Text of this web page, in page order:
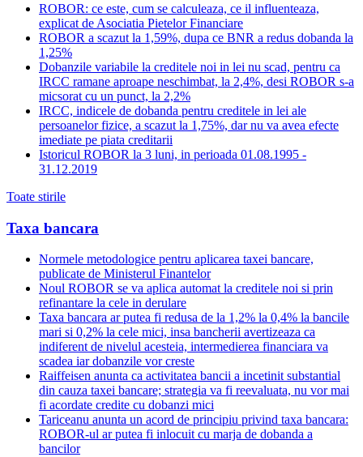
ROBOR: ce este, cum se calculeaza, ce il influenteaza,
explicat de Asociatia Pietelor Financiare
ROBOR a scazut la 1,59%, dupa ce BNR a redus dobanda la
1,25%
Dobanzile variabile la creditele noi in lei nu scad, pentru ca
IRCC ramane aproape neschimbat, la 2,4%, desi ROBOR s-a
micsorat cu un punct, la 2,2%
IRCC, indicele de dobanda pentru creditele in lei ale
persoanelor fizice, a scazut la 1,75%, dar nu va avea efecte
imediate pe piata creditarii
Istoricul ROBOR la 3 luni, in perioada 01.08.1995 -
31.12.2019
Toate stirile
Taxa bancara
Normele metodologice pentru aplicarea taxei bancare,
publicate de Ministerul Finantelor
Noul ROBOR se va aplica automat la creditele noi si prin
refinantare la cele in derulare
Taxa bancara ar putea fi redusa de la 1,2% la 0,4% la bancile
mari si 0,2% la cele mici, insa bancherii avertizeaza ca
indiferent de nivelul acesteia, intermedierea financiara va
scadea iar dobanzile vor creste
Raiffeisen anunta ca activitatea bancii a incetinit substantial
din cauza taxei bancare; strategia va fi reevaluata, nu vor mai
fi acordate credite cu dobanzi mici
Tariceanu anunta un acord de principiu privind taxa bancara:
ROBOR-ul ar putea fi inlocuit cu marja de dobanda a
bancilor